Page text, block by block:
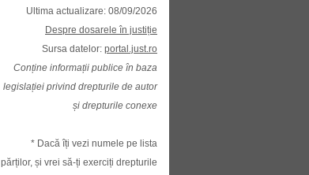
Ultima actualizare: 08/09/2026
Despre dosarele în justiție
Sursa datelor: portal.just.ro
Conține informații publice în baza
legislației privind drepturile de autor
și drepturile conexe
* Dacă îți vezi numele pe lista
părților, și vrei să-ți exerciți drepturile